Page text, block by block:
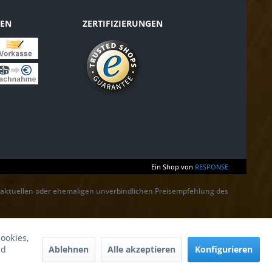
ZERTIFIZIERUNGEN
Ein Shop von RESPONSE
oder ehemaligen unverbindlichen Preisempfehlung des
Ablehnen Alle akzeptieren Konfigurieren